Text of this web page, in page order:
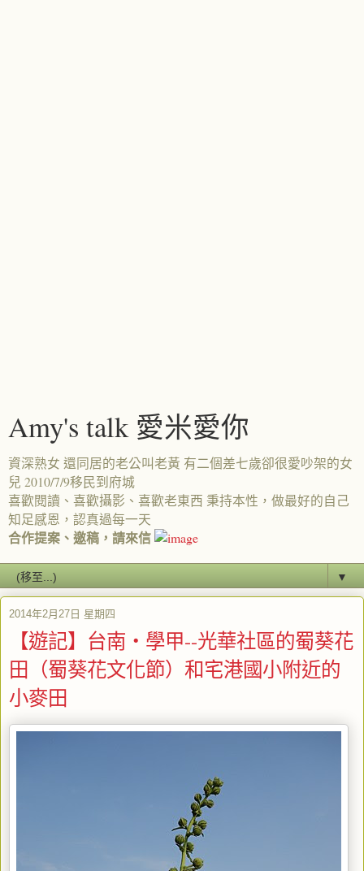
Amy's talk 愛米愛你
資深熟女 還同居的老公叫老黃 有二個差七歲卻很愛吵架的女
兒 2010/7/9移民到府城
喜歡閱讀、喜歡攝影、喜歡老東西 秉持本性，做最好的自己
知足感恩，認真過每一天
合作提案、邀稿，請來信
▼
2014年2月27日 星期四
【遊記】台南‧學甲--光華社區的蜀葵花
田（蜀葵花文化節）和宅港國小附近的
小麥田